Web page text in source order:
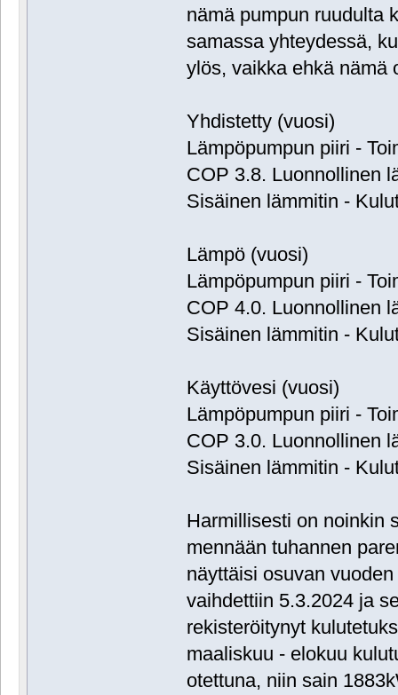
nämä pumpun ruudulta
samassa yhteydessä,
ylös, vaikka ehkä nämä
Yhdistetty (vuosi)
Lämpöpumpun piiri -
COP 3.8. Luonnollinen
Sisäinen lämmitin -
Lämpö (vuosi)
Lämpöpumpun piiri -
COP 4.0. Luonnollinen
Sisäinen lämmitin -
Käyttövesi (vuosi)
Lämpöpumpun piiri -
COP 3.0. Luonnollinen
Sisäinen lämmitin -
Harmillisesti on noinkin
mennään tuhannen
näyttäisi osuvan
vaihdettiin 5.3.2024 ja
rekisteröitynyt
maaliskuu - elokuu
otettuna, niin sain